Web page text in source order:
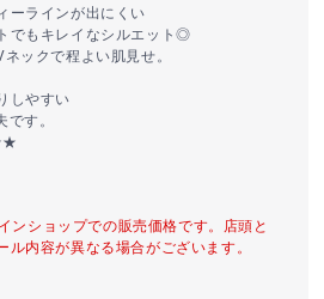
ーラインが出にくい
でもキレイなシルエット◎
ックで程よい肌見せ。
しやすい
す。
ンショップでの販売価格です。店頭と
ル内容が異なる場合がございます。